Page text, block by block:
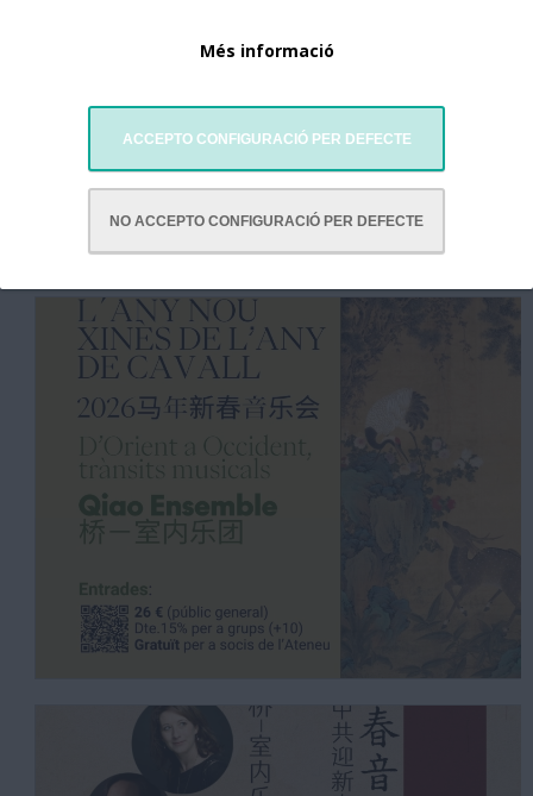
Més informació
ACCEPTO CONFIGURACIÓ PER DEFECTE
NO ACCEPTO CONFIGURACIÓ PER DEFECTE
Galeria de Fotos